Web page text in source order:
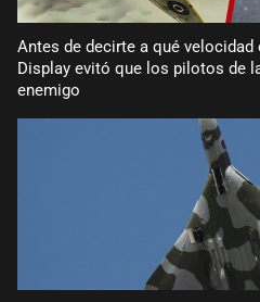
Antes de decirte a qué velocidad
Display evitó que los pilotos de
enemigo